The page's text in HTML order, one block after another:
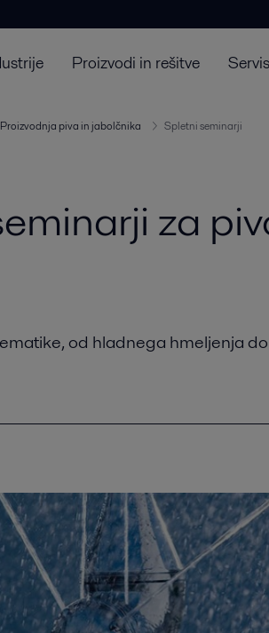
Proizvodi in rešitve
Proizvodnja piva in jabolčnika Spletni seminarji
za
od hladnega hmeljenja